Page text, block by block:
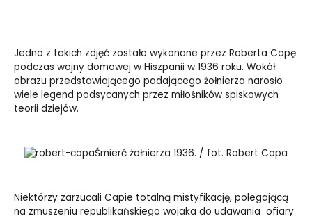
Jedno z takich zdjęć zostało wykonane przez Roberta Capę
podczas wojny domowej w Hiszpanii w 1936 roku. Wokół
obrazu przedstawiającego padającego żołnierza narosło
wiele legend podsycanych przez miłośników spiskowych
teorii dziejów.
Śmierć żołnierza 1936. / fot. Robert Capa
Niektórzy zarzucali Capie totalną mistyfikację, polegającą
na zmuszeniu republikańskiego wojaka do udawania ofiary